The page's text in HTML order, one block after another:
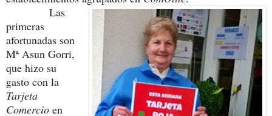
Las
primeras
afortunadas son
Mª Asun Gorri,
que hizo su
gasto con la
Tarjeta
Comercio en